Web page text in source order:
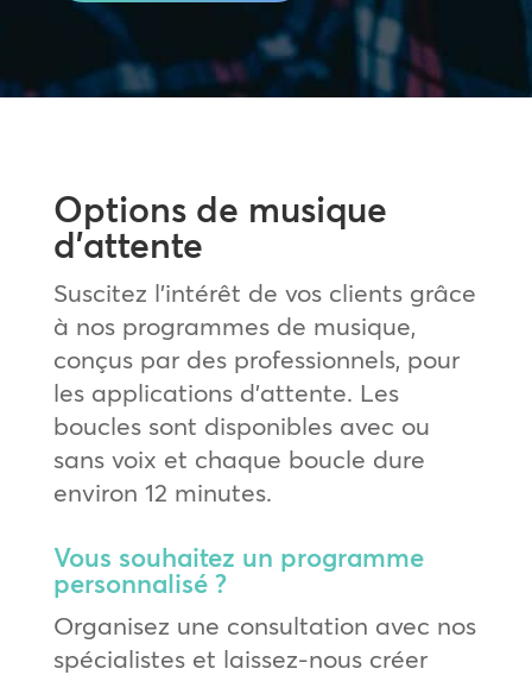
Options de musique
d’attente
Suscitez l’intérêt de vos clients grâce
à nos programmes de musique,
conçus par des professionnels, pour
les applications d’attente. Les
boucles sont disponibles avec ou
sans voix et chaque boucle dure
environ 12 minutes.
Vous souhaitez un programme
personnalisé ?
Organisez une consultation avec nos
spécialistes et laissez-nous créer